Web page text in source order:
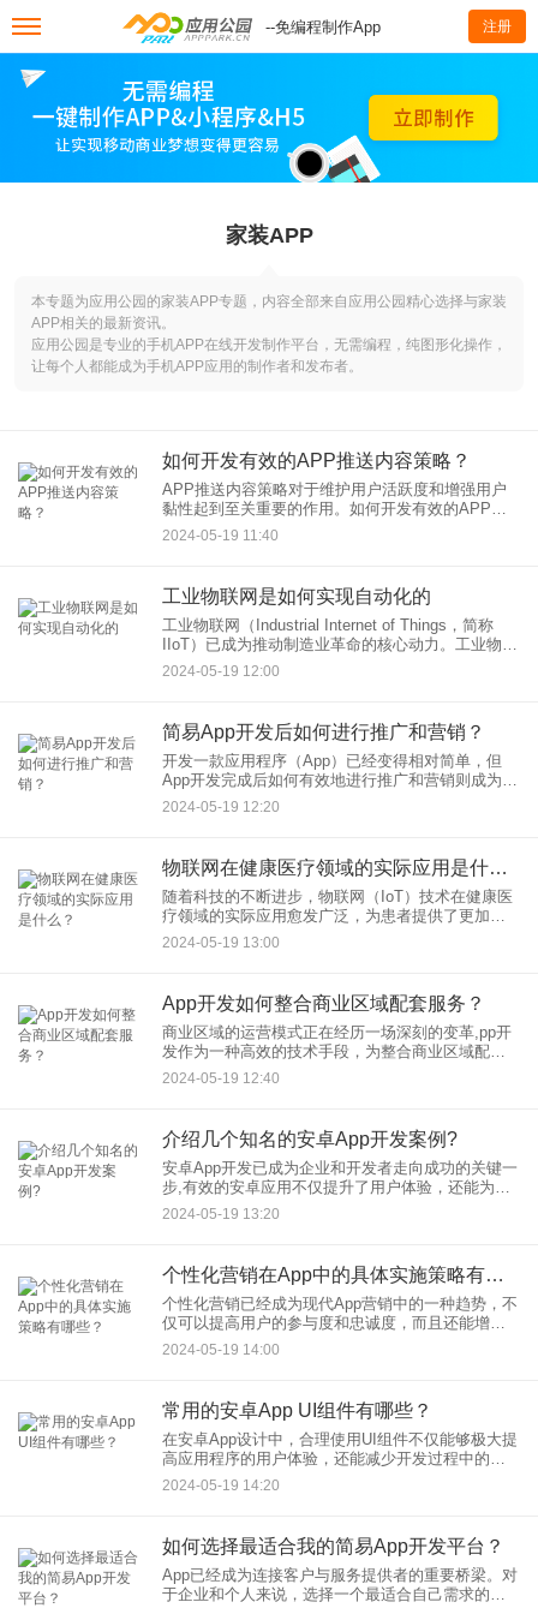
--免编程制作App 注册
家装APP
本专题为应用公园的家装APP专题，内容全部来自应用公园精心选择与家装
APP相关的最新资讯。
应用公园是专业的手机APP在线开发制作平台，无需编程，纯图形化操作，
让每个人都能成为手机APP应用的制作者和发布者。
如何开发有效的APP推送内容策略？
APP推送内容策略对于维护用户活跃度和增强用户
黏性起到至关重要的作用。如何开发有效的APP推
送内容策略，不仅需要精准的用户分析、合理的推
送时机把握，也需要借助专业的APP开发技术，来
2024-05-19 11:40
工业物联网是如何实现自动化的
工业物联网（Industrial Internet of Things，简称
IIoT）已成为推动制造业革命的核心动力。工业物联
网通过将传感器、软件和工业设备连接起来，实现
了信息流与物质流的无缝对接，极
2024-05-19 12:00
简易App开发后如何进行推广和营销？
开发一款应用程序（App）已经变得相对简单，但
App开发完成后如何有效地进行推广和营销则成为了
许多开发者和企业面临的重大挑战。一个好的App如
果没有得到有效的推广，就像是埋没在沙滩上的宝
2024-05-19 12:20
物联网在健康医疗领域的实际应用是什么？
随着科技的不断进步，物联网（IoT）技术在健康医
疗领域的实际应用愈发广泛，为患者提供了更加个
性化、便捷的医疗服务，同时也极大提高了医疗工
作的效率和准确性。本文将重点探讨物联网在健康
2024-05-19 13:00
App开发如何整合商业区域配套服务？
商业区域的运营模式正在经历一场深刻的变革,pp开
发作为一种高效的技术手段，为整合商业区域配套
服务提供了无限的可能性。本文将探讨如何通过App
开发来实现商业服务的整合，从而为消费者提供更
2024-05-19 12:40
介绍几个知名的安卓App开发案例?
安卓App开发已成为企业和开发者走向成功的关键一
步,有效的安卓应用不仅提升了用户体验，还能为开
发者带来商业价值和品牌认知。本文将深入探讨几
个知名安卓App开发案例，分析它们的成功之道，并
2024-05-19 13:20
个性化营销在App中的具体实施策略有哪些？
个性化营销已经成为现代App营销中的一种趋势，不
仅可以提高用户的参与度和忠诚度，而且还能增强
用户体验和提升转化率。在这篇文章中，我们将深
入探讨个性化营销在App中的具体实施策略，以及如
2024-05-19 14:00
常用的安卓App UI组件有哪些？
在安卓App设计中，合理使用UI组件不仅能够极大提
高应用程序的用户体验，还能减少开发过程中的时
间消耗。一个精心设计的界面可以让用户更直观、
更流畅地与应用互动，这正是安卓UI组件发挥重要
2024-05-19 14:20
如何选择最适合我的简易App开发平台？
App已经成为连接客户与服务提供者的重要桥梁。对
于企业和个人来说，选择一个最适合自己需求的简